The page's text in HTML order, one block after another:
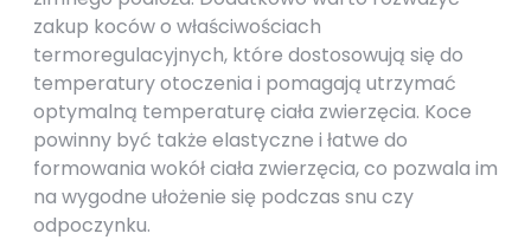
zakup koców o właściwościach
termoregulacyjnych, które dostosowują się do
temperatury otoczenia i pomagają utrzymać
optymalną temperaturę ciała zwierzęcia. Koce
powinny być także elastyczne i łatwe do
formowania wokół ciała zwierzęcia, co pozwala im
na wygodne ułożenie się podczas snu czy
odpoczynku.